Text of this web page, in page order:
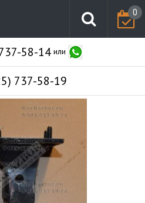
0
58-14или
737-58-19